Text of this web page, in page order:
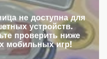
не доступна для
устройств.
проверить ниже
мобильных игр!